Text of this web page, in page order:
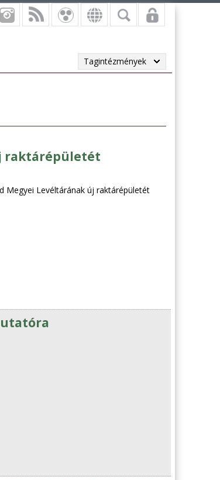
Tagintézmények
raktárépületét
Megyei Levéltárának új raktárépületét